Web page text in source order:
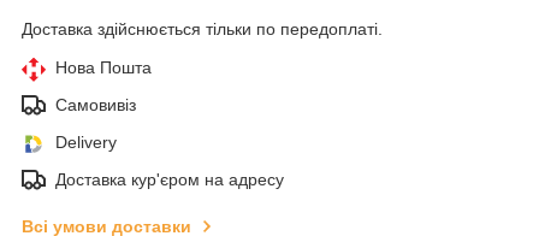
Доставка здійснюється тільки по передоплаті.
Нова Пошта
Самовивіз
Delivery
Доставка кур'єром на адресу
Всі умови доставки